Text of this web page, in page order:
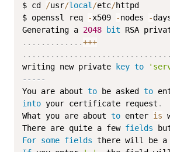
$ cd /usr/local/etc/httpd
$ openssl req
-x509 -nodes -
Generating a 2048 bit RSA
. . . . . . . . . . . . .+++
. . . . . . . . . . . . . . . . . . . . . . . . . . . . . . . .
writing new private
key to
-----
You are about to be asked to
into your certificate request .
What you are about to enter is
There are quite a few fields
For some fields there will be a